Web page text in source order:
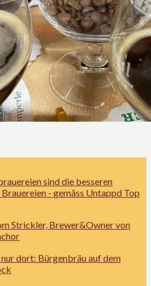
sind die besseren
- gemäss Untappd Top
Strickler, Brewer&Owner von
nur dort: Bürgenbräu auf dem